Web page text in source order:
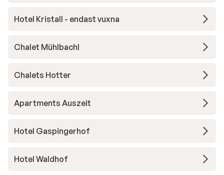
Hotel Kristall - endast vuxna
Chalet Mühlbachl
Chalets Hotter
Apartments Auszeit
Hotel Gaspingerhof
Hotel Waldhof